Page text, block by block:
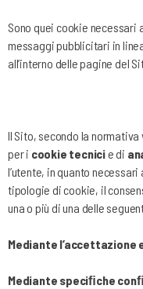
Sono quei cookie necessari
messaggi pubblicitari in
all’interno delle pagine del
Il Sito, secondo la
per i cookie tecnicie di
l’utente, in quanto
tipologie di cookie, il
una o più di una delle
Mediante l’accettazione
Mediante speciﬁche